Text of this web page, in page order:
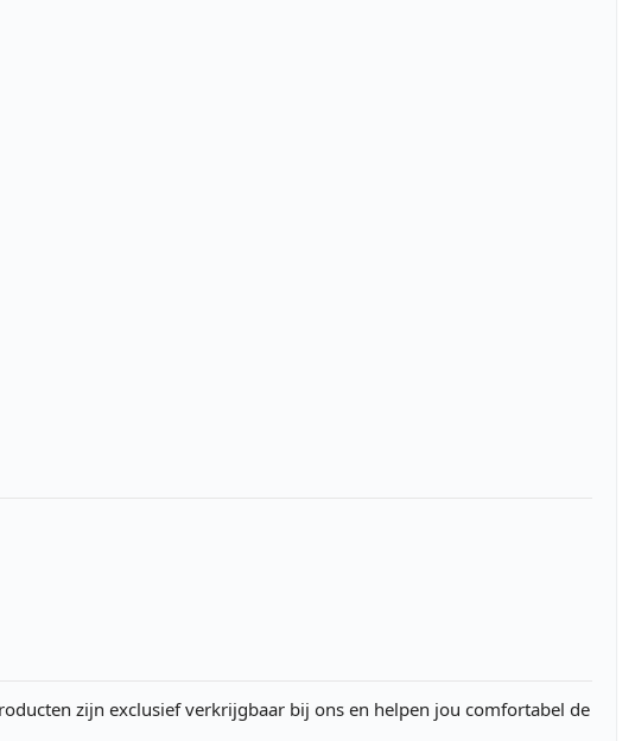
zijn exclusief verkrijgbaar bij ons en helpen jou comfortabel de